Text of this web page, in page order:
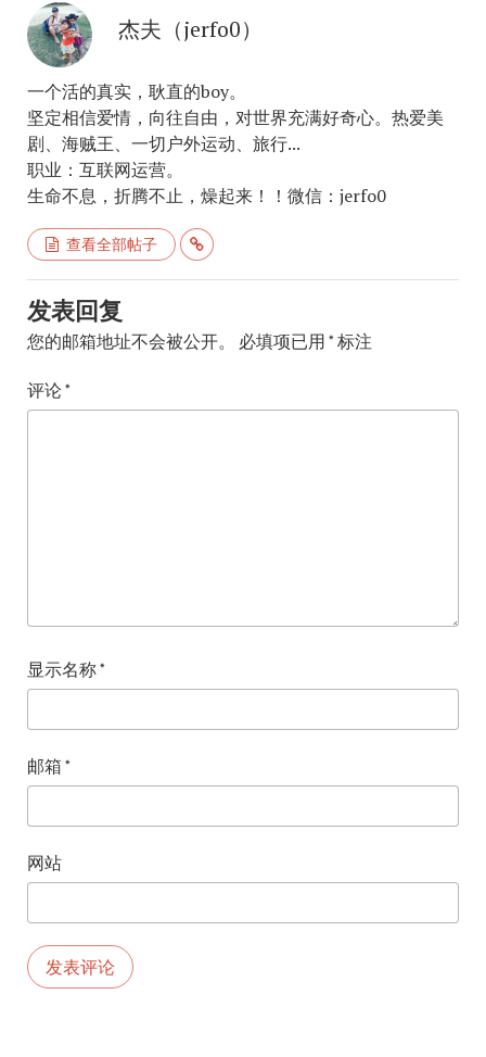
杰夫（jerfo0）
一个活的真实，耿直的boy。
坚定相信爱情，向往自由，对世界充满好奇心。热爱美
剧、海贼王、一切户外运动、旅行...
职业：互联网运营。
生命不息，折腾不止，燥起来！！微信：jerfo0
查看全部帖子
发表回复
您的邮箱地址不会被公开。 必填项已用 *标注
评论*
显示名称*
邮箱 *
网站